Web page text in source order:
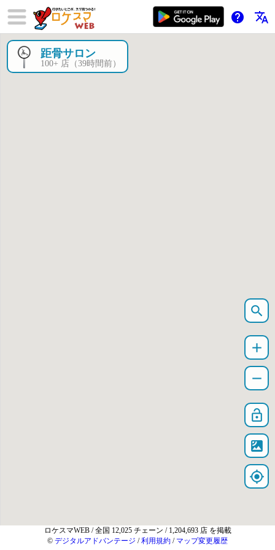
help translate
距骨サロン
100+ 店（39時間前）
search
add
remove
lock_open
satellite
my_location
ロケスマWEB / 全国 12,025 チェーン / 1,204,693 店 を掲載
© デジタルアドバンテージ /利用規約 / マップ変更履歴